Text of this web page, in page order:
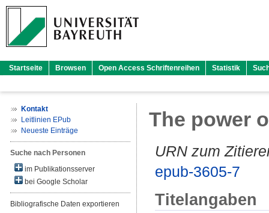
Startseite Browsen Open Access Schriftenreihen Statistik
Kontakt
Leitlinien EPub
Neueste Einträge
Suche nach Personen
im Publikationsserver
bei Google Scholar
Bibliografische Daten exportieren
The power
URN zum
epub-3605-7
Titelangaben